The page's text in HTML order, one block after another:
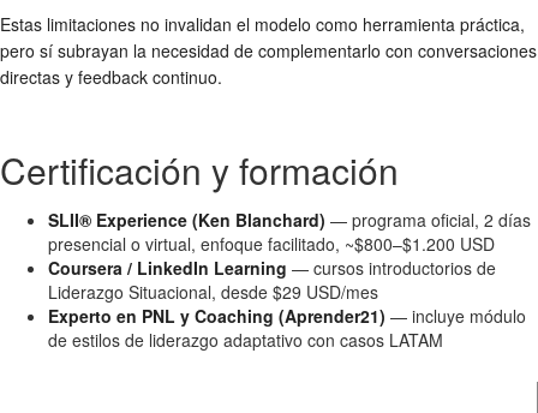
Estas limitaciones no invalidan el modelo como herramienta práctica,
pero sí subrayan la necesidad de complementarlo con conversaciones
directas y feedback continuo.
Certificación y formación
SLII® Experience (Ken Blanchard) — programa oficial, 2 días
presencial o virtual, enfoque facilitado, ~$800–$1.200 USD
Coursera / LinkedIn Learning — cursos introductorios de
Liderazgo Situacional, desde $29 USD/mes
Experto en PNL y Coaching (Aprender21) — incluye módulo
de estilos de liderazgo adaptativo con casos LATAM